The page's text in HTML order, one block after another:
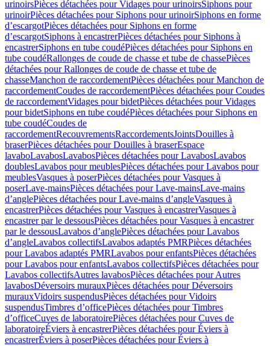
urinoirsPièces détachées pour Vidages pour urinoirsSiphons pour
urinoirPièces détachées pour Siphons pour urinoirSiphons en forme
d’escargotPièces détachées pour Siphons en forme
d’escargotSiphons à encastrerPièces détachées pour Siphons à
encastrerSiphons en tube coudéPièces détachées pour Siphons en
tube coudéRallonges de coude de chasse et tube de chassePièces
détachées pour Rallonges de coude de chasse et tube de
chasseManchon de raccordementPièces détachées pour Manchon de
raccordementCoudes de raccordementPièces détachées pour Coudes
de raccordementVidages pour bidetPièces détachées pour Vidages
pour bidetSiphons en tube coudéPièces détachées pour Siphons en
tube coudéCoudes de
raccordementRecouvrementsRaccordementsJointsDouilles à
braserPièces détachées pour Douilles à braserEspace
lavaboLavabosLavabosPièces détachées pour LavabosLavabos
doublesLavabos pour meublesPièces détachées pour Lavabos pour
meublesVasques à poserPièces détachées pour Vasques à
poserLave-mainsPièces détachées pour Lave-mainsLave-mains
d’anglePièces détachées pour Lave-mains d’angleVasques à
encastrerPièces détachées pour Vasques à encastrerVasques à
encastrer par le dessousPièces détachées pour Vasques à encastrer
par le dessousLavabos d’anglePièces détachées pour Lavabos
d’angleLavabos collectifsLavabos adaptés PMRPièces détachées
pour Lavabos adaptés PMRLavabos pour enfantsPièces détachées
pour Lavabos pour enfantsLavabos collectifsPièces détachées pour
Lavabos collectifsAutres lavabosPièces détachées pour Autres
lavabosDéversoirs murauxPièces détachées pour Déversoirs
murauxVidoirs suspendusPièces détachées pour Vidoirs
suspendusTimbres dʼofficePièces détachées pour Timbres
dʼofficeCuves de laboratoirePièces détachées pour Cuves de
laboratoireÉviers à encastrerPièces détachées pour Éviers à
encastrerÉviers à poserPièces détachées pour Éviers à